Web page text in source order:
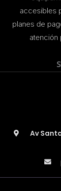
accesibles
planes de
atención
Av